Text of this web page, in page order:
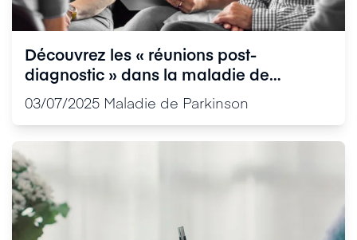
Découvrez les « réunions post-
diagnostic » dans la maladie de
Parkinson
03/07/2025 Maladie de Parkinson